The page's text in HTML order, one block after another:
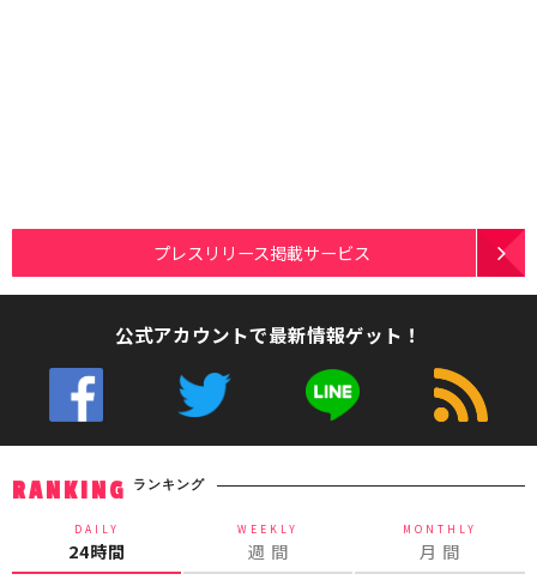
プレスリリース掲載サービス
公式アカウントで最新情報ゲット！
RANKING ランキング
DAILY
24時間
WEEKLY
週 間
MONTHLY
月 間